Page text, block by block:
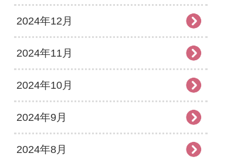
2024年12月
2024年11月
2024年10月
2024年9月
2024年8月